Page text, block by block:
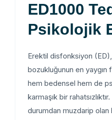
ED1000
Erektil
bozukluğunun en
hem bedensel
karmaşık bir
durumdan